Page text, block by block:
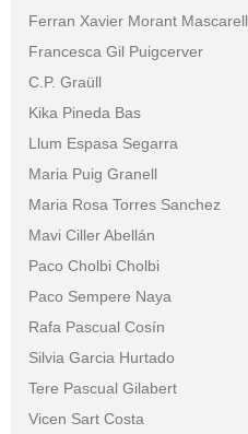
Ferran Xavier Morant Mascarell
Francesca Gil Puigcerver
C.P. Graüll
Kika Pineda Bas
Llum Espasa Segarra
Maria Puig Granell
Maria Rosa Torres Sanchez
Mavi Ciller Abellán
Paco Cholbi Cholbi
Paco Sempere Naya
Rafa Pascual Cosín
Silvia Garcia Hurtado
Tere Pascual Gilabert
Vicen Sart Costa